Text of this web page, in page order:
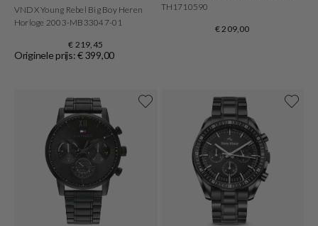
VNDX Young Rebel Big Boy Heren
Horloge 2003-MB33047-01
€ 219,45
Originele prijs: € 399,00
TH1710590
€ 209,00